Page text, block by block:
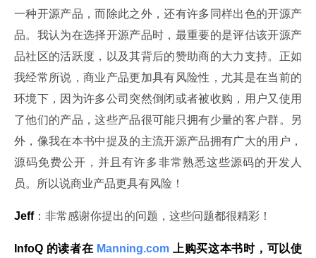
一种开源产品，而除此之外，还有许多同样出色的开源产
品。我认为在选择开源产品时，最重要的是评估该开源产
品社区的活跃度，以及其背后的赞助商的大力支持。正如
我经常所说，商业产品更加具有风险性，尤其是在当前的
环境下，因为许多公司突然倒闭或者被收购，用户又使用
了他们的产品，这些产品很可能只拥有少量的客户群。另
外，像我在本书中提及的主流开源产品拥有广大的用户，
源码免费公开，并且有许多非常熟悉这些源码的开发人
员。所以说商业产品更具有风险！
Jeff：非常感谢你提出的问题，这些问题都很精彩！
InfoQ 的读者在 Manning.com
上购买这本书时，可以使